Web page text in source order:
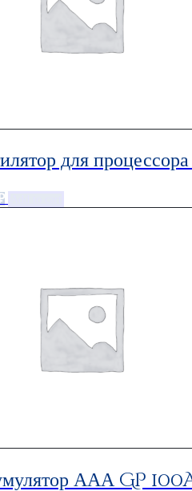
для
ААА GP